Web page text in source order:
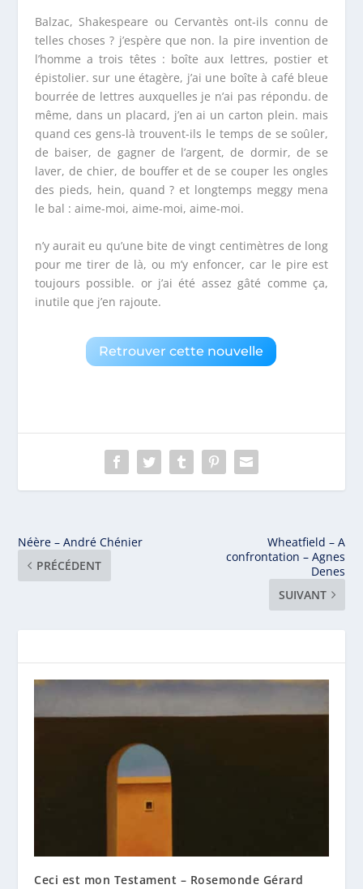
Balzac, Shakespeare ou Cervantès ont-ils connu de
telles choses ? j’espère que non. la pire invention de
l’homme a trois têtes : boîte aux lettres, postier et
épistolier. sur une étagère, j’ai une boîte à café bleue
bourrée de lettres auxquelles je n’ai pas répondu. de
même, dans un placard, j’en ai un carton plein. mais
quand ces gens-là trouvent-ils le temps de se soûler,
de baiser, de gagner de l’argent, de dormir, de se
laver, de chier, de bouffer et de se couper les ongles
des pieds, hein, quand ? et longtemps meggy mena
le bal : aime-moi, aime-moi, aime-moi.
n’y aurait eu qu’une bite de vingt centimètres de long
pour me tirer de là, ou m’y enfoncer, car le pire est
toujours possible. or j’ai été assez gâté comme ça,
inutile que j’en rajoute.
Retrouver cette nouvelle
Néère – André Chénier
PRÉCÉDENT
Wheatfield – A
confrontation – Agnes
Denes
SUIVANT
Ceci est mon Testament – Rosemonde Gérard